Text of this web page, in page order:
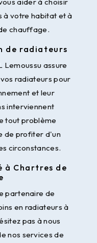
aider à choisir
à votre habitat et à
chauffage.
de radiateurs
Lemoussu assure
radiateurs pour
et leur
interviennent
tout problème
de profiter d'un
circonstances.
à Chartres de
partenaire de
en radiateurs à
pas à nous
nos services de